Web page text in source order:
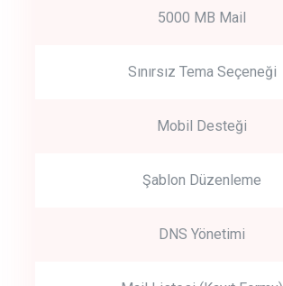
5000 MB Mail
Sınırsız Tema Seçeneği
Mobil Desteği
Şablon Düzenleme
DNS Yönetimi